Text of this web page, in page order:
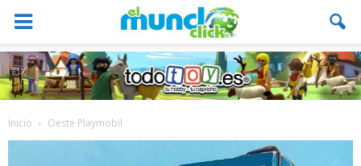
Inicio Oeste Playmobil